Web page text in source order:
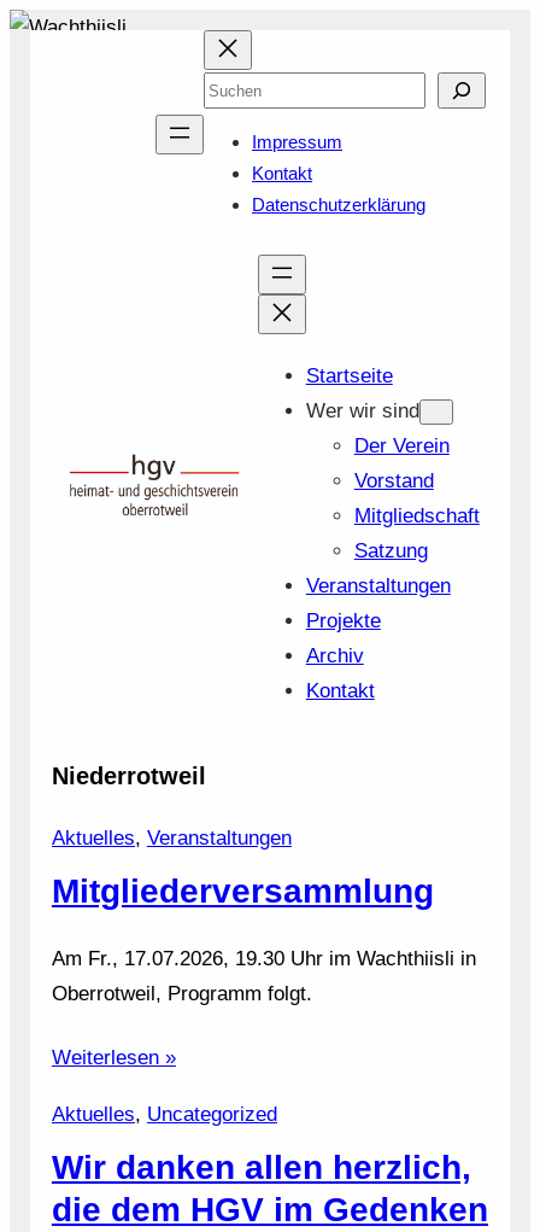
Zum
Suchen
Impressum
Kontakt
Datenschutzerklärung
Startseite
Wer wir sind
Der Verein
Vorstand
Mitgliedschaft
Satzung
Veranstaltungen
Projekte
Archiv
Kontakt
Niederrotweil
Aktuelles, Veranstaltungen
Mitgliederversammlung
Am Fr., 17.07.2026, 19.30 Uhr im Wachthiisli in
Oberrotweil, Programm folgt.
Weiterlesen »
Aktuelles, Uncategorized
Wir danken allen herzlich,
die dem HGV im Gedenken